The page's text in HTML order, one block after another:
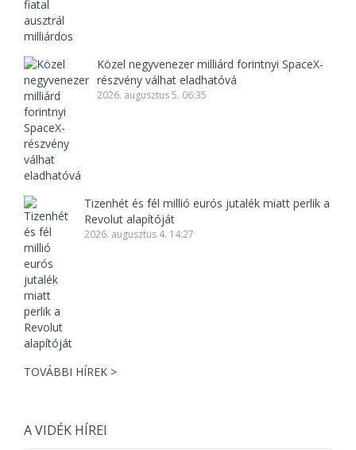
Közel negyvenezer milliárd forintnyi SpaceX-
részvény válhat eladhatóvá
2026. augusztus 5. 06:35
Tizenhét és fél millió eurós jutalék miatt perlik a
Revolut alapítóját
2026. augusztus 4. 14:27
TOVÁBBI HÍREK >
A VIDÉK HÍREI